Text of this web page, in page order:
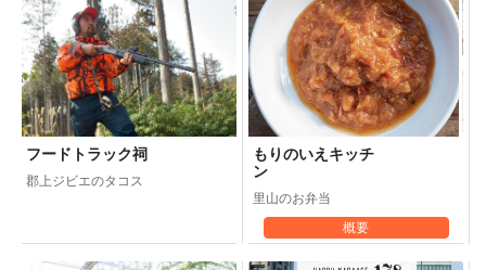
フードトラック祠
郡上ジビエのタコス
もりのいえキッチ
ン
里山のお弁当
概要